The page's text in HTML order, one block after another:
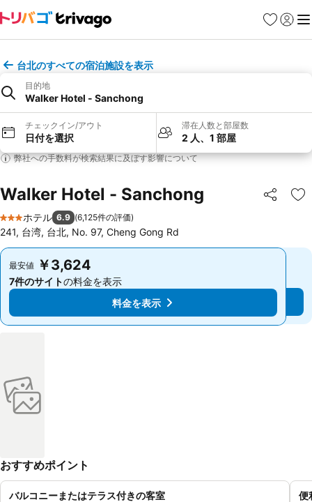
お気に入り
ログイ
メ
台北のすべての宿泊施設を表示
目的地
Walker Hotel - Sanchong
チェックイン/アウト
日付を選択
滞在人数と部屋数
2 人、1 部屋
弊社への手数料が検索結果に及ぼす影響について
Walker Hotel - Sanchong シェア
お
3 ホテルのランク
ホテル 6.9 (6,125件の評価)
241, 台湾, 台北, No. 97, Cheng Gong Rd
最安値 ￥3,624
7件のサイトの料金を表示
料金を表示
最安値 ￥3,624
7件のサイトの料金を表示
料金を表示
おすすめポイント
バルコニーまたはテラス付きの客室
便